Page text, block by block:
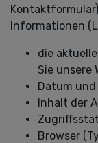
Informationen
die
Sie unsere
Datum
Inhalt der
Browser